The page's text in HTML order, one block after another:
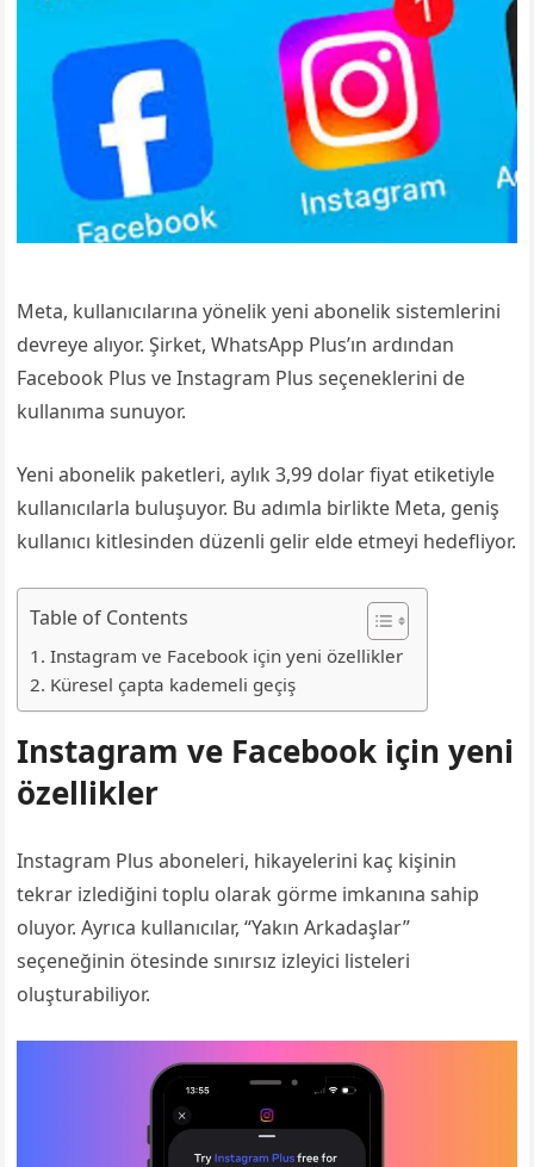
Meta, kullanıcılarına yönelik yeni abonelik sistemlerini
devreye alıyor. Şirket, WhatsApp Plus’ın ardından
Facebook Plus ve Instagram Plus seçeneklerini de
kullanıma sunuyor.
Yeni abonelik paketleri, aylık 3,99 dolar fiyat etiketiyle
kullanıcılarla buluşuyor. Bu adımla birlikte Meta, geniş
kullanıcı kitlesinden düzenli gelir elde etmeyi hedefliyor.
Table of Contents
Instagram ve Facebook için yeni özellikler
Küresel çapta kademeli geçiş
Instagram ve Facebook için yeni
özellikler
Instagram Plus aboneleri, hikayelerini kaç kişinin
tekrar izlediğini toplu olarak görme imkanına sahip
oluyor. Ayrıca kullanıcılar, “Yakın Arkadaşlar”
seçeneğinin ötesinde sınırsız izleyici listeleri
oluşturabiliyor.